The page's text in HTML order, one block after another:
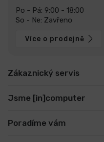
Po - Pá: 9:00 - 18:00
So - Ne: Zavřeno
Více o prodejně
Zákaznický servis
Jsme [in]computer
Poradíme vám